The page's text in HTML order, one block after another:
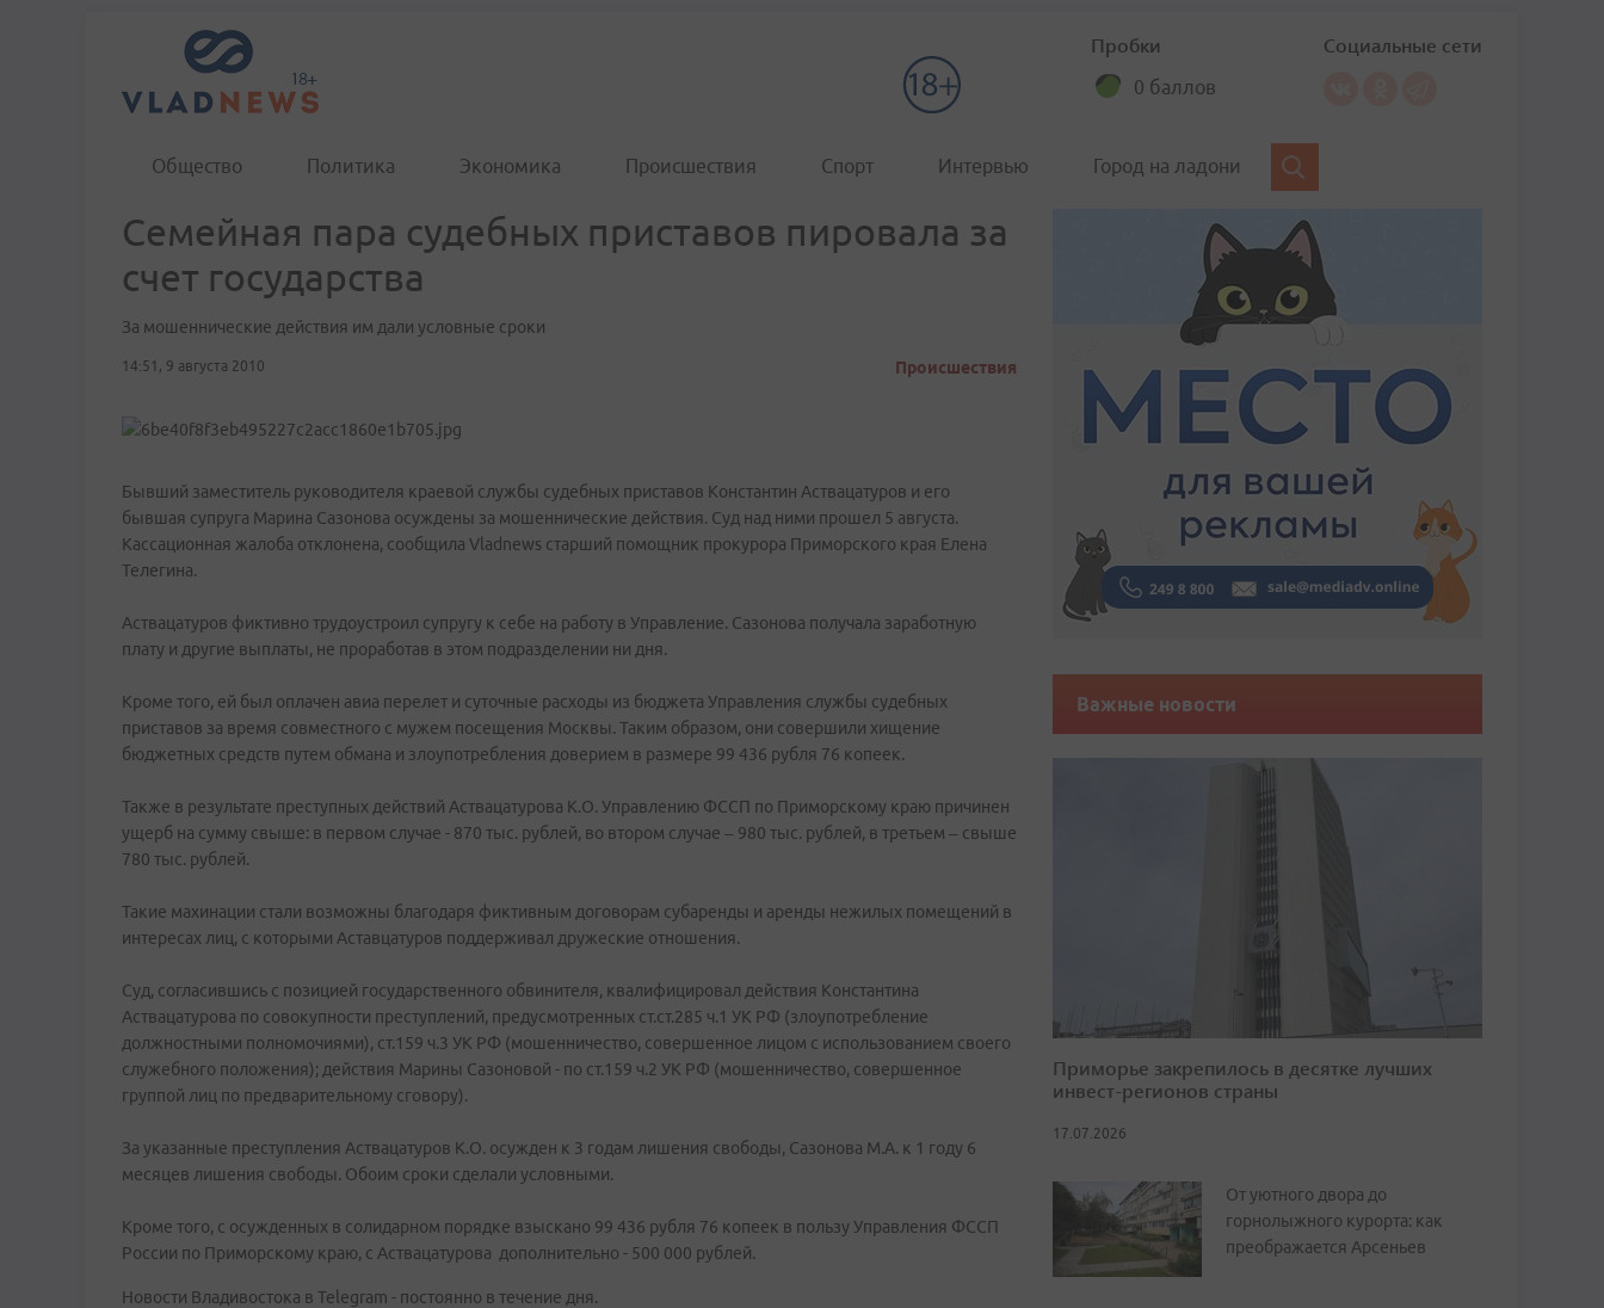
Пробки
0 баллов
Социальные сети
Общество Политика Экономика Происшествия Спорт Интервью Город на ладони
Семейная пара судебных приставов пировала за
счет государства
За мошеннические действия им дали условные сроки
14:51, 9 августа 2010 Происшествия
Бывший заместитель руководителя краевой службы судебных приставов Константин Аствацатуров и его
бывшая супруга Марина Сазонова осуждены за мошеннические действия. Суд над ними прошел 5 августа.
Кассационная жалоба отклонена, сообщила Vladnews старший помощник прокурора Приморского края Елена
Телегина.
Аствацатуров фиктивно трудоустроил супругу к себе на работу в Управление. Сазонова получала заработную
плату и другие выплаты, не проработав в этом подразделении ни дня.
Кроме того, ей был оплачен авиа перелет и суточные расходы из бюджета Управления службы судебных
приставов за время совместного с мужем посещения Москвы. Таким образом, они совершили хищение
бюджетных средств путем обмана и злоупотребления доверием в размере 99 436 рубля 76 копеек.
Также в результате преступных действий Аствацатурова К.О. Управлению ФССП по Приморскому краю причинен
ущерб на сумму свыше: в первом случае - 870 тыс. рублей, во втором случае – 980 тыс. рублей, в третьем – свыше
780 тыс. рублей.
Такие махинации стали возможны благодаря фиктивным договорам субаренды и аренды нежилых помещений в
интересах лиц, с которыми Аставцатуров поддерживал дружеские отношения.
Суд, согласившись с позицией государственного обвинителя, квалифицировал действия Константина
Аствацатурова по совокупности преступлений, предусмотренных ст.ст.285 ч.1 УК РФ (злоупотребление
должностными полномочиями), ст.159 ч.3 УК РФ (мошенничество, совершенное лицом с использованием своего
служебного положения); действия Марины Сазоновой - по ст.159 ч.2 УК РФ (мошенничество, совершенное
группой лиц по предварительному сговору).
За указанные преступления Аствацатуров К.О. осужден к 3 годам лишения свободы, Сазонова М.А. к 1 году 6
месяцев лишения свободы. Обоим сроки сделали условными.
Кроме того, с осужденных в солидарном порядке взыскано 99 436 рубля 76 копеек в пользу Управления ФССП
России по Приморскому краю, с Аствацатурова дополнительно - 500 000 рублей.
Новости Владивостока в Telegram - постоянно в течение дня.
Важные новости
Приморье закрепилось в десятке лучших
инвест-регионов страны
17.07.2026
От уютного двора до
горнолыжного курорта: как
преображается Арсеньев